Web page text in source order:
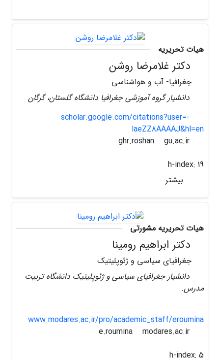
هیات تحریریه
دکتر غلامرضا روشن
جغرافیا- آب و هواشناسی
دانشیار گروه آموزشی جغرافیا دانشگاه گلستان، گرگان
scholar.google.com/citations?user=-
laeZZ8AAAAJ&hl=en
gu.ac.ir
h-index: 19
بیشتر
هیات تحریریه مشورتی
دکتر ابراهیم رومینا
جغرافیای سیاسی و ژئوپلیتیک
دانشیار جغرافیای سیاسی و ژئوپلیتیک دانشگاه تربیت
مدرس.
www.modares.ac.ir/pro/academic_staff/eroumina
modares.ac.ir
h-index: 5